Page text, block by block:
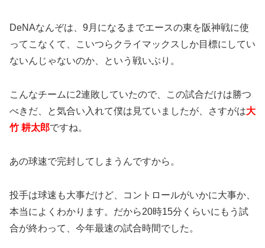
DeNAなんぞは、9月になるまでエースの東を阪神戦に使
ってこなくて、こいつらクライマックスしか目標にしてい
ないんじゃないのか、という戦いぶり。
こんなチームに2連敗していたので、この試合だけは勝つ
べきだ、と気合い入れて僕は見ていましたが、さすがは大
竹 耕太郎ですね。
あの球速で完封してしまうんですから。
投手は球速も大事だけど、コントロールがいかに大事か、
本当によくわかります。だから20時15分くらいにもう試
合が終わって、今年最速の試合時間でした。